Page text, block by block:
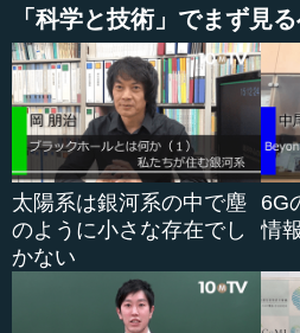
した。インテル製の移動局はボ
こで水中ドローンと有線がつな
ンは、遠隔で5G通信越しに操作
カキの養殖の様子を水中で捉えた
無線通信で陸地に送られます。
ポイントを赤字で示しました。
撮影した海中の映像を、陸上の
をしつつ、並行し...
「科学と技術」でまず見
太陽系は銀河系の中で塵
のように小さな存在でし
かない
6G
情